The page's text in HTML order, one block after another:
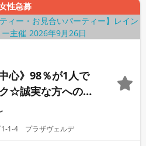
性急募
心》98％が1人で
☆誠実な方への婚
1-1-4 プラザヴェルデ